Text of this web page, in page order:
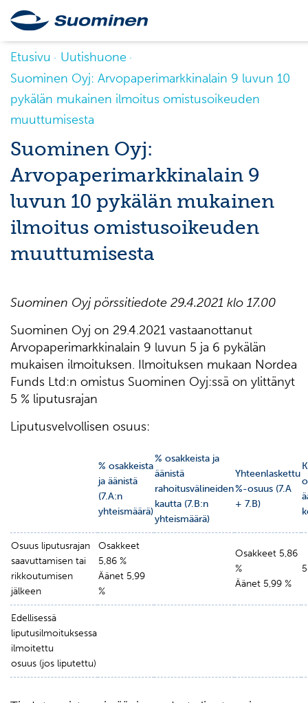
Etusivu
Uutishuone
Suominen Oyj: Arvopaperimarkkinalain 9 luvun 10
pykälän mukainen ilmoitus omistusoikeuden
muuttumisesta
Suominen Oyj:
Arvopaperimarkkinalain 9
luvun 10 pykälän mukainen
ilmoitus omistusoikeuden
muuttumisesta
Suominen Oyj pörssitiedote 29.4.2021 klo 17.00
Suominen Oyj on 29.4.2021 vastaanottanut
Arvopaperimarkkinalain 9 luvun 5 ja 6 pykälän
mukaisen ilmoituksen. Ilmoituksen mukaan Nordea
Funds Ltd:n omistus Suominen Oyj:ssä on ylittänyt
5 % liputusrajan
Liputusvelvollisen osuus:
% osakkeista
ja äänistä
(7.A:n
yhteismäärä)
% osakkeista ja
äänistä
rahoitusvälineiden
kautta (7.B:n
yhteismäärä)
Yhteenlaskettu
%-osuus (7.A
+ 7.B)
Osuus liputusrajan
saavuttamisen tai
rikkoutumisen
jälkeen
Osakkeet
5,86 %
Äänet 5,99
%
Osakkeet 5,86
%
Äänet 5,99 %
Edellisessä
liputusilmoituksessa
ilmoitettu
osuus (jos liputettu)